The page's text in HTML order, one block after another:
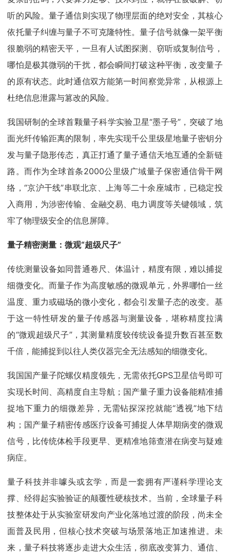
听的风险。量子通信则实现了物理层面的绝对安全，其核心
依托量子纠缠与量子不可克隆特性。量子信号就像一架平衡
很脆弱的精密天平，一旦有人试图探测、窃听或复制信号，
哪怕是极其微弱的干扰，都会瞬间打破这种平衡，改变量子
的原有状态。此时通信双方能第一时间察觉异常，从根源上
杜绝信息泄露与篡改的风险。
我国研制的全球首颗量子科学实验卫星“墨子号”，突破了地
面光纤传输距离的限制，率先实现千公里级星地量子密钥分
发与量子隐形传态，真正打通了量子通信天地互通的全新链
路。而作为全球首条2000公里级广域量子保密通信骨干网
络，“京沪干线”串联北京、上海等二十余座城市，已稳定投
入商用，为涉密传输、金融交易、电力调度等关键领域，筑
牢了物理级安全的信息屏障。
量子精密测量：微观“超级尺子”
传统测量设备如同普通卷尺、体温计，精度有限，难以捕捉
细微变化。而量子作为高度敏感的微观单元，外界哪怕一丝
温度、重力或磁场的微小变化，都会引发量子态的改变。基
于这一特性研发的量子传感器与测量设备，堪称精度拉满
的“微观超级尺子”，其测量精度较传统设备提升数百甚至数
千倍，能捕捉到以往人类仪器完全无法感知的细微变化。
我国国产量子陀螺仪精度领先，无需依托GPS卫星信号即可
实现长时间、高精度自主导航；国产量子重力设备能精准捕
捉地下重力的细微差异，无需钻探深挖就能“透视”地下结
构；国产量子精密传感医疗设备可捕捉人体早期病变的微观
信号，比传统体检手段更早、更精准地筛查潜在病变与疑难
病症。
量子科技并非噱头或玄学，而是一套拥有严谨科学理论支
撑、经得起实验验证的颠覆性硬核技术。当前，全球量子科
技整体处于从实验室研发向产业化落地过渡的阶段，尚未全
面普及民用，但核心技术突破与场景落地正加速推进。未
来，量子科技将逐步走进大众生活，彻底改变算力、通信、